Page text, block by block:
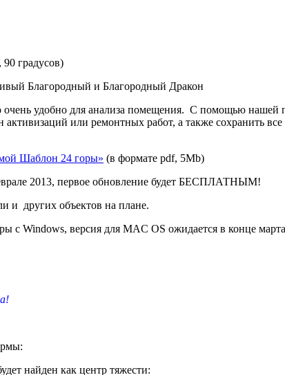
градусов)
Благородный и Благородный Дракон
удобно для анализа помещения. С помощью нашей
или ремонтных работ, а также сохранить
Шаблон 24 горы» (в формате pdf, 5Mb)
2013, первое обновление будет БЕСПЛАТНЫМ!
и других объектов на плане.
с Windows, версия для MAC OS ожидается в конце
найден как центр тяжести: